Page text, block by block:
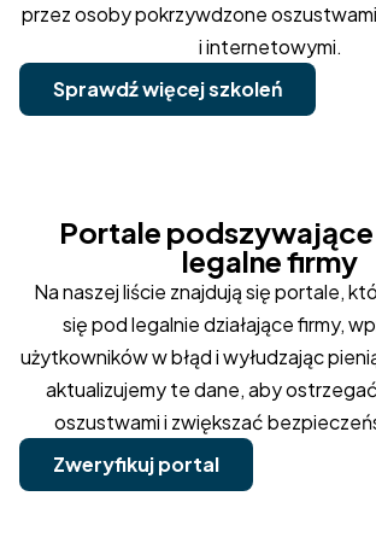
przez osoby pokrzywdzone
i internetowymi.
Sprawdź więcej szkoleń
Portale
legalne firmy
Na naszej liście znajdują się portale,
się pod legalnie działające firmy,
użytkowników w błąd i wyłudzając
aktualizujemy te dane, aby
oszustwami i zwiększać
Zweryfikuj portal